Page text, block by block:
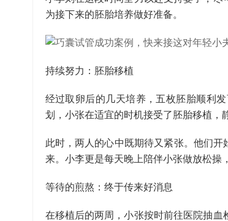
为接下来的胚胎培养做好准备。
持续努力：胚胎移植
经过取卵后的几天培养，五枚胚胎顺利
划，小张在适宜的时机接受了胚胎移植，
此时，两人的心中既期待又紧张。他们开
来。小李更是每天晚上陪伴小张做放松操
等待的煎熬：终于传来好消息
在移植后的两周，小张按时前往医院抽血